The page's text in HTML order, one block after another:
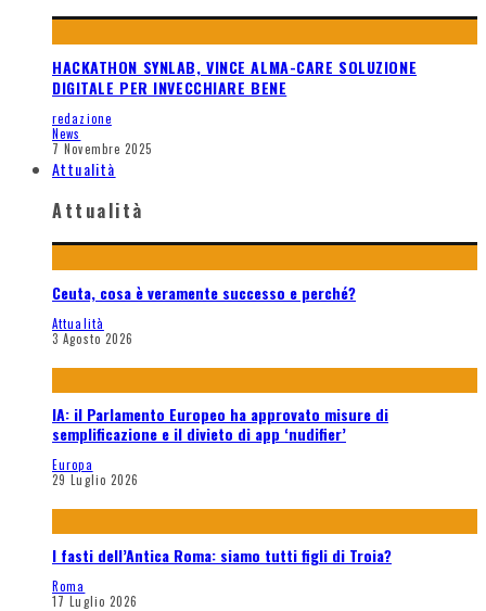
HACKATHON SYNLAB, VINCE ALMA-CARE SOLUZIONE
DIGITALE PER INVECCHIARE BENE
redazione
News
7 Novembre 2025
Attualità
Attualità
Ceuta, cosa è veramente successo e perché?
Attualità
3 Agosto 2026
IA: il Parlamento Europeo ha approvato misure di
semplificazione e il divieto di app ‘nudifier’
Europa
29 Luglio 2026
I fasti dell’Antica Roma: siamo tutti figli di Troia?
Roma
17 Luglio 2026